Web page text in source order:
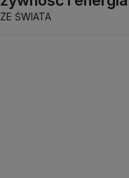
ZE ŚWIATA